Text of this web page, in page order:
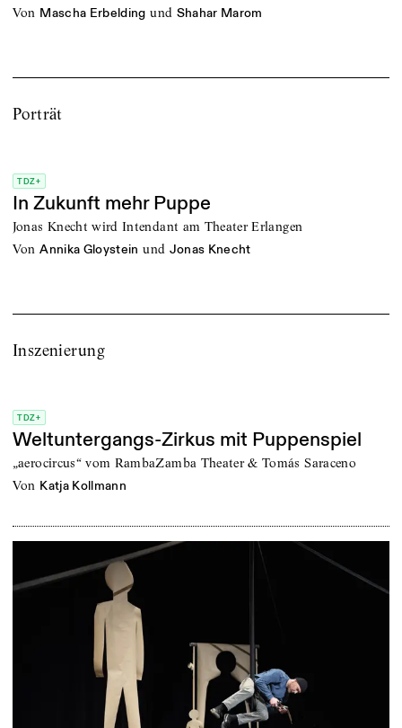
von Mascha Erbelding und Shahar Marom
Porträt
TDZ+
In Zukunft mehr Puppe
Jonas Knecht wird Intendant am Theater Erlangen
von Annika Gloystein und Jonas Knecht
Inszenierung
TDZ+
Weltuntergangs-Zirkus mit Puppenspiel
„aerocircus“ vom RambaZamba Theater & Tomás Saraceno
von Katja Kollmann